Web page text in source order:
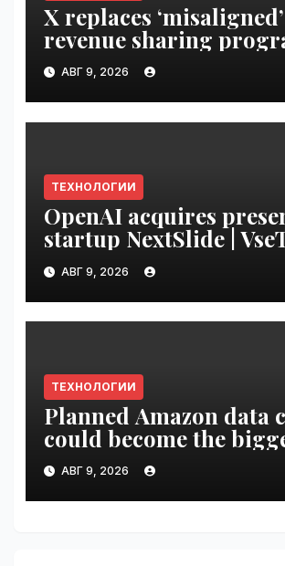
X replaces ‘misaligned’
revenue sharing
Original Content
VseTime.ru
АВГ 9, 2026
ТЕХНОЛОГИИ
OpenAI acquires
startup NextSlide |
АВГ 9, 2026
ТЕХНОЛОГИИ
Planned Amazon data
could become the
climate polluter in the
VseTime.ru
АВГ 9, 2026